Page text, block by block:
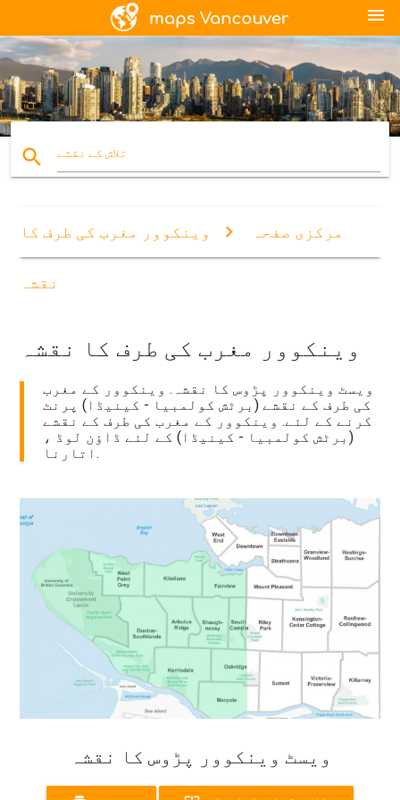
menu
search تلاش کے نقشے
مرکزی صفحہ وینکوور مغرب کی طرف کا
نقشہ
وینکوور مغرب کی طرف کا نقشہ
ویسٹ وینکوور پڑوس کا نقشہ. وینکوور کے مغرب
کی طرف کے نقشے (برٹش کولمبیا - کینیڈا) پرنٹ
کرنے کے لئے. وینکوور کے مغرب کی طرف کے نقشے
(برٹش کولمبیا - کینیڈا) کے لئے ڈاؤن لوڈ ،
اتارنا.
ویسٹ وینکوور پڑوس کا نقشہ